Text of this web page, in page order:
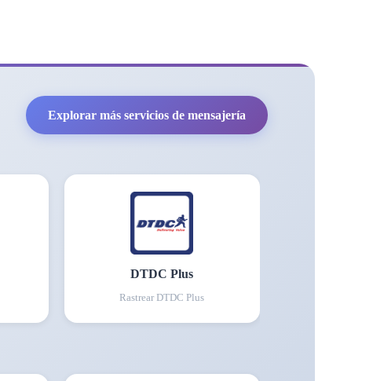
Explorar más servicios de mensajería
DTDC Plus
Rastrear DTDC Plus